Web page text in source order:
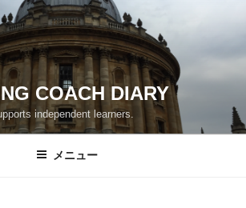
COACH DIARY
independent learners.
メニュー